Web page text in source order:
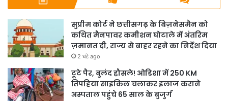
सुप्रीम कोर्ट ने छत्तीसगढ़ के बिज़नेसमैन को
कथित मैनपावर कमीशन घोटाले में अंतरिम
ज़मानत दी, राज्य से बाहर रहने का निर्देश दिया
2 घंटे ago
टूटे पैर, बुलंद हौसले! ओडिशा में 250 KM
तिपहिया साइकिल चलाकर इलाज कराने
अस्पताल पहुंचे 65 साल के बुजुर्ग